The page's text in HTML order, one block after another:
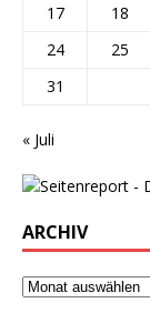
17
18
24
25
31
« Juli
ARCHIV